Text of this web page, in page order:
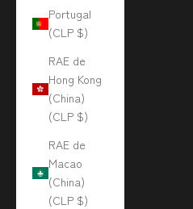
Portugal
(CLP $)
RAE de
Hong Kong
(China)
(CLP $)
RAE de
Macao
(China)
(CLP $)